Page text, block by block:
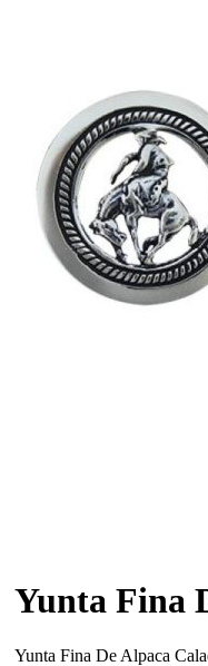
Yunta Fina
Yunta Fina De Alpaca